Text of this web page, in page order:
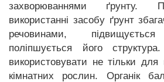
захворюваннями ґрунту.
використанні засобу ґрунт
речовинами,
поліпшується його
використовувати не тільки
кімнатних рослин. Органік